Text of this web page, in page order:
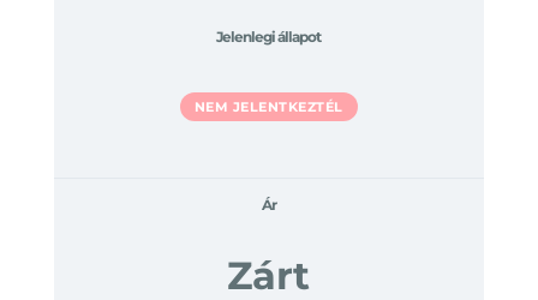
Jelenlegi állapot
NEM JELENTKEZTÉL
Ár
Zárt